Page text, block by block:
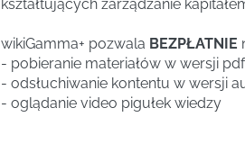
kształtujących zarządzanie
wikiGamma+ pozwala BEZPŁATNIE
- pobieranie materiałów w wersji pdf
- odsłuchiwanie kontentu w wersji
- oglądanie video pigułek wiedzy